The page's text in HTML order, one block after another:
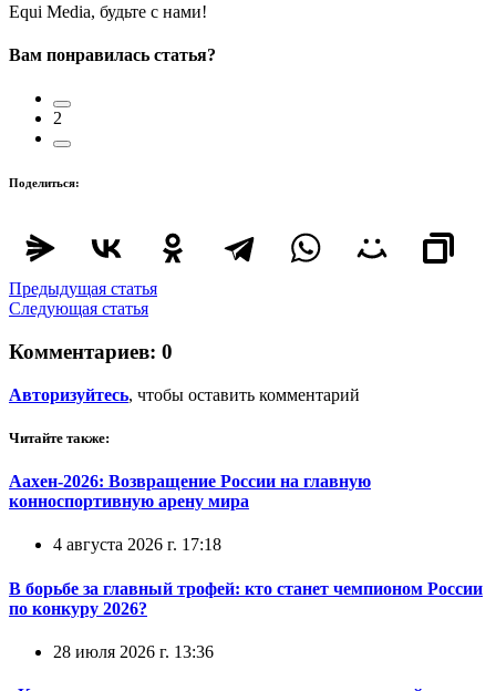
Equi Media, будьте с нами!
Вам понравилась статья?
2
Поделиться:
Предыдущая статья
Следующая статья
Комментариев: 0
Авторизуйтесь, чтобы оставить комментарий
Читайте также:
Аахен-2026: Возвращение России на главную
конноспортивную арену мира
4 августа 2026 г. 17:18
В борьбе за главный трофей: кто станет чемпионом России
по конкуру 2026?
28 июля 2026 г. 13:36